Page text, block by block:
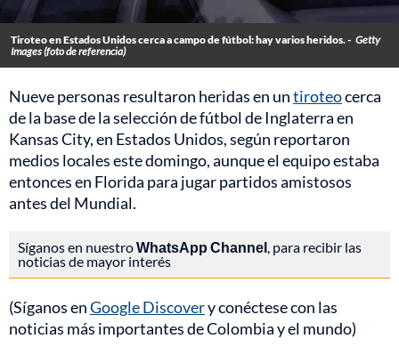
Tiroteo en Estados Unidos cerca a campo de fútbol: hay varios heridos. - Getty
Images (foto de referencia)
Nueve personas resultaron heridas en untiroteocerca
de la base de la selección de fútbol de Inglaterra en
Kansas City, en Estados Unidos, según reportaron
medios locales este domingo, aunque el equipo estaba
entonces en Florida para jugar partidos amistosos
antes del Mundial.
Síganos en nuestroWhatsApp Channel, para recibir las
noticias de mayor interés
(Síganos enGoogle Discovery conéctese con las
noticias más importantes de Colombia y el mundo)